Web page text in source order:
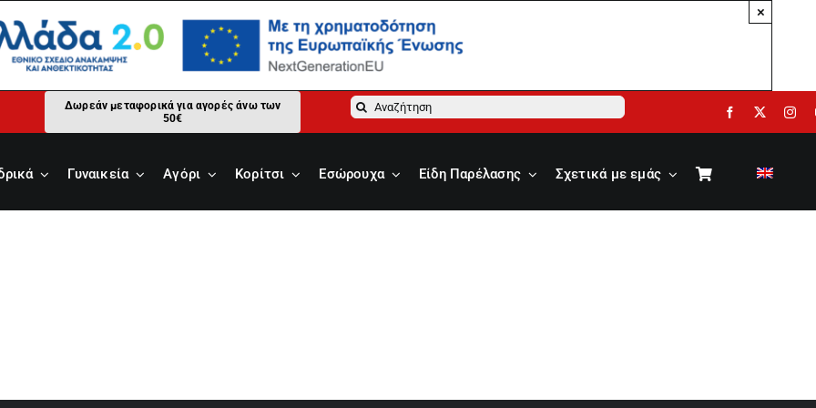
×
Δωρεάν μεταφορικά για αγορές άνω των
50€
Αναζήτηση
Γυναικεία Αγόρι Κορίτσι Εσώρουχα Είδη Παρέλασης Σχετικά με εμάς